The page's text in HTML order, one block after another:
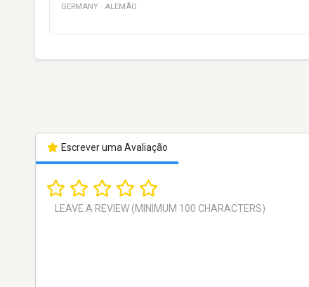
GERMANY · ALEMÃO
Escrever uma Avaliação